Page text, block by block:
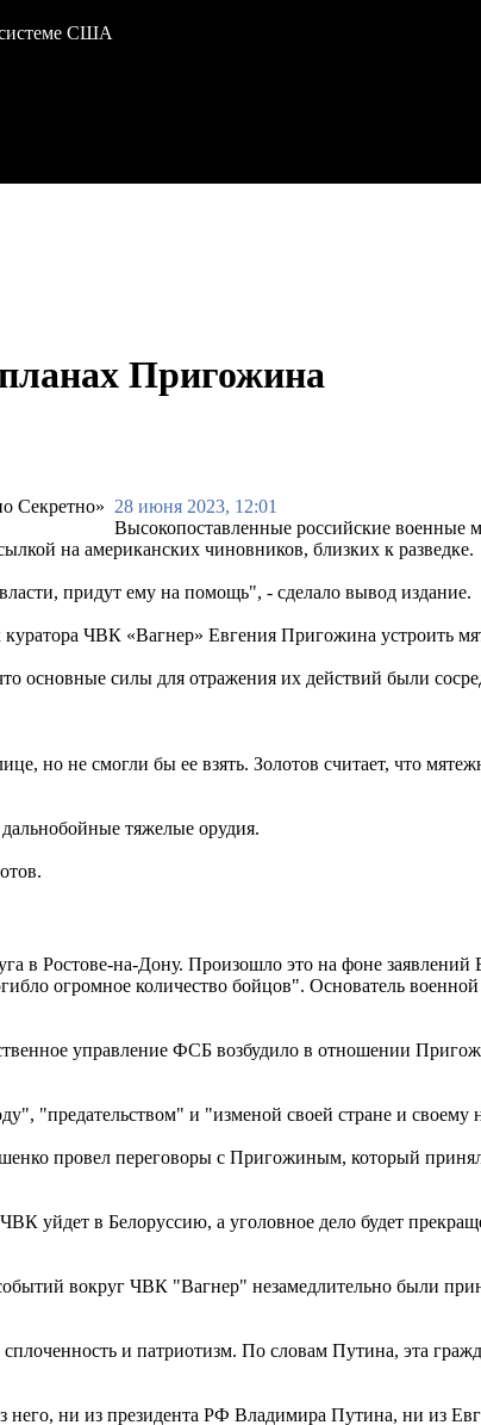
США
Пригожина
28 июня 2023, 12:01
Высокопоставленные российские военные
на американских чиновников, близких к разведке.
придут ему на помощь", - сделало вывод издание.
куратора ЧВК «Вагнер» Евгения Пригожина устроить
основные силы для отражения их действий были
но не смогли бы ее взять. Золотов считает, что
тяжелые орудия.
в Ростове-на-Дону. Произошло это на фоне
огромное количество бойцов". Основатель
управление ФСБ возбудило в отношении
"предательством" и "изменой своей стране и своему
провел переговоры с Пригожиным, который
уйдет в Белоруссию, а уголовное дело будет
вокруг ЧВК "Вагнер" незамедлительно были
и патриотизм. По словам Путина, эта
него, ни из президента РФ Владимира Путина, ни из